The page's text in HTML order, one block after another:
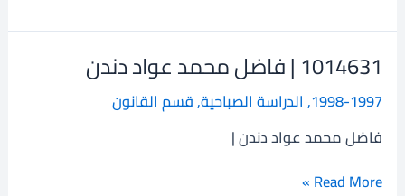
1014631 | فاضل محمد عواد دندن
1998-1997
, الدراسة الصباحية,قسم القانون
فاضل محمد عواد دندن |
1014631
فاضل
محمد
عواد
دندن
Read More »